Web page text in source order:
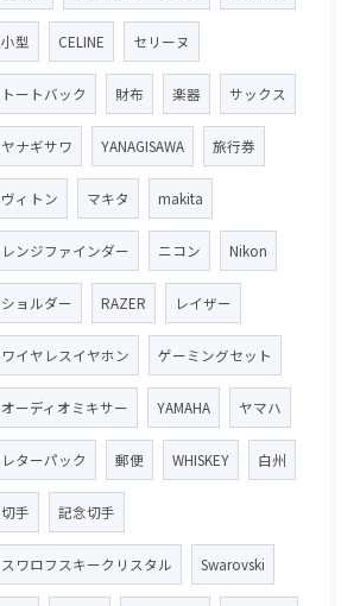
小型 CELINE セリーヌ
トートバック 財布 楽器 サックス
ヤナギサワ YANAGISAWA 旅行券
ヴィトン マキタ makita
レンジファインダー ニコン Nikon
ショルダー RAZER レイザー
ワイヤレスイヤホン ゲーミングセット
オーディオミキサー YAMAHA ヤマハ
レターパック 郵便 WHISKEY 白州
切手 記念切手
スワロフスキークリスタル Swarovski